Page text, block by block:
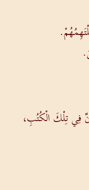
فِي تِلْكَ الْكُتُبِ،